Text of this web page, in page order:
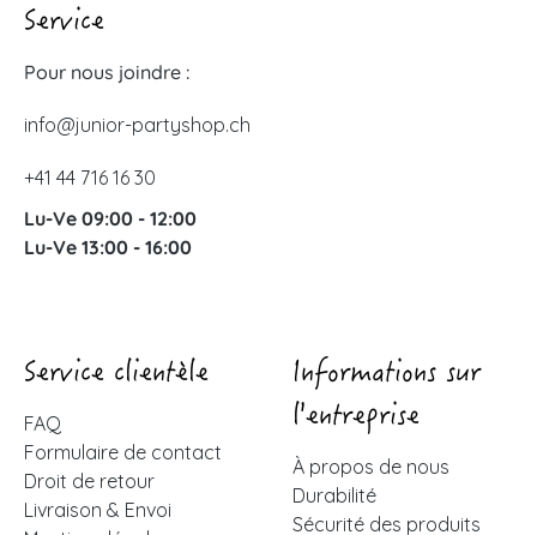
Service
Pour nous joindre :
info@junior-partyshop.ch
+41 44 716 16 30
Lu-Ve 09:00 - 12:00
Lu-Ve 13:00 - 16:00
Service clientèle
FAQ
Formulaire de contact
Droit de retour
Livraison & Envoi
Informations sur
l'entreprise
À propos de nous
Durabilité
Sécurité des produits